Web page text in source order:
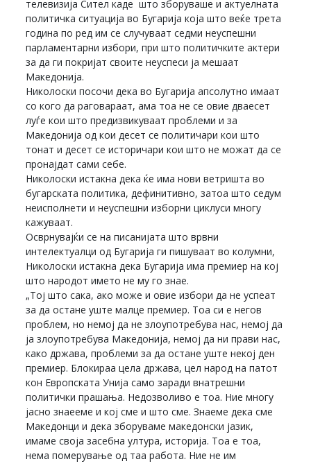
телевизија Сител каде што зборуваше и актуелната
политичка ситуација во Бугарија која што веќе трета
година по ред им се случуваат седми неуспешни
парламентарни избори, при што политичките актери
за да ги покријат своите неуспеси ја мешаат
Македонија.
Николоски посочи дека во Бугарија апсолутно имаат
со кого да раговараат, ама тоа не се овие дваесет
луѓе кои што предизвикуваат проблеми и за
Македонија од кои десет се политичари кои што
тонат и десет се историчари кои што не можат да се
пронајдат сами себе.
Николоски истакна дека ќе има нови ветришта во
бугарската политика, дефинитивно, затоа што седум
неисполнети и неуспешни изборни циклуси многу
кажуваат.
Осврнувајќи се на писанијата што врвни
интелектуалци од Бугарија ги пишуваат во колумни,
Николоски истакна дека Бугарија има премиер на кој
што народот името не му го знае.
„Тој што сака, ако може и овие избори да не успеат
за да остане уште малце премиер. Тоа си е негов
проблем, но немој да не злоупотребува нас, немој да
ја злоупотребува Македонија, немој да ни прави нас,
како држава, проблеми за да остане уште некој ден
премиер. Блокираа цела држава, цел народ на патот
кон Европската Унија само заради внатрешни
политички прашања. Недозволиво е тоа. Ние многу
јасно знаееме и кој сме и што сме. Знаеме дека сме
Македонци и дека зборуваме македонски јазик,
имаме своја засебна ултура, историја. Тоа е тоа,
нема померување од таа работа. Ние не им